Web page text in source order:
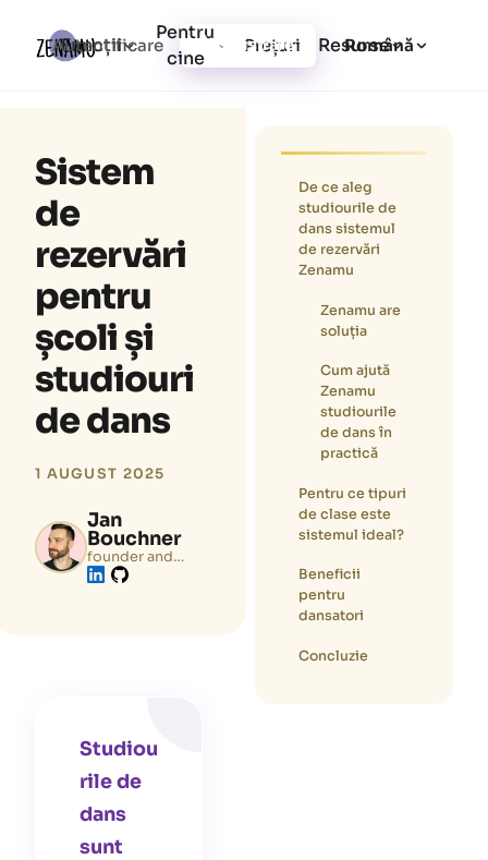
Funcții
Pentru
cine
Prețuri Resurse
Autentificare Înregistrare Română
Sistem
de
rezervări
pentru
școli și
studiouri
de dans
1 AUGUST 2025
Jan
Bouchner
founder and
tech lead of
Studiou
rile de
dans
sunt
De ce aleg
studiourile de
dans sistemul
de rezervări
Zenamu
Zenamu are
soluția
Cum ajută
Zenamu
studiourile
de dans în
practică
Pentru ce tipuri
de clase este
sistemul ideal?
Beneficii
pentru
dansatori
Concluzie